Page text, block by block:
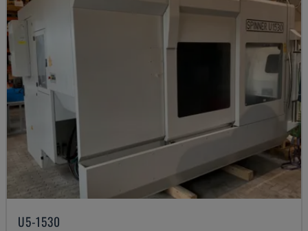
U5-1530